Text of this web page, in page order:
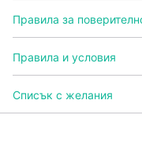
Правила за
Правила и условия
Списък с желания